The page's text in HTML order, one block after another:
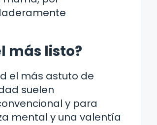
más listo?
el más astuto de
suelen
y para
mental y una valentía